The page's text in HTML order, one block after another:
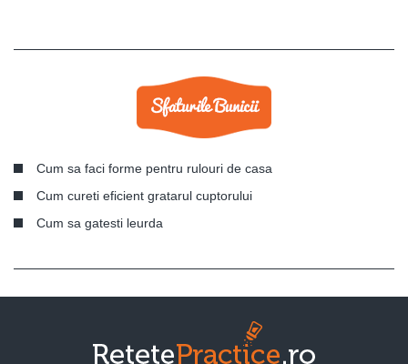
Cum sa faci forme pentru rulouri de casa
Cum cureti eficient gratarul cuptorului
Cum sa gatesti leurda